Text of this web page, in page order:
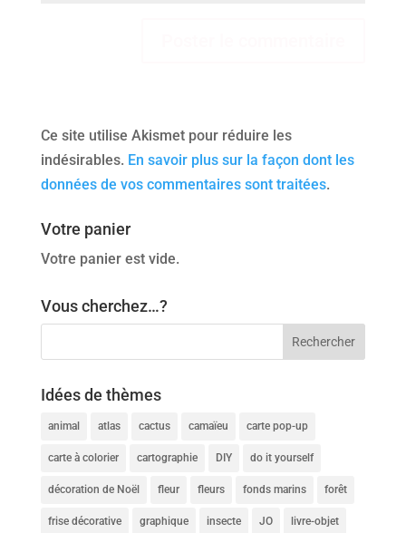
Ce site utilise Akismet pour réduire les
indésirables. En savoir plus sur la façon dont les
données de vos commentaires sont traitées.
Votre panier
Votre panier est vide.
Vous cherchez…?
Idées de thèmes
animal atlas cactus camaïeu carte pop-up
carte à colorier cartographie DIY do it yourself
décoration de Noël fleur fleurs fonds marins forêt
frise décorative graphique insecte JO livre-objet